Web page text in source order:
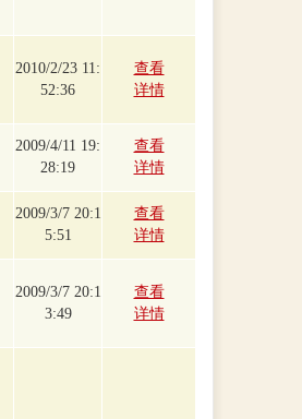
2010/2/23 11:
52:36
查看
详情
2009/4/11 19:
28:19
查看
详情
2009/3/7 20:1
5:51
查看
详情
2009/3/7 20:1
3:49
查看
详情